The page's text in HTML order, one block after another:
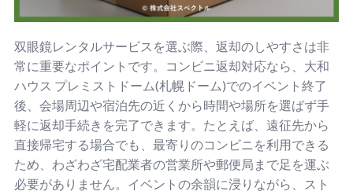
双眼鏡レンタルサービスを選ぶ際、返却のしやすさは非
常に重要なポイントです。コンビニ返却対応なら、大和
ハウス プレミストドーム(札幌ドーム)でのイベント終了
後、会場周辺や宿泊先の近くから時間や場所を選ばず手
軽に返却手続きを完了できます。たとえば、遠征先から
直接帰宅する場合でも、最寄りのコンビニを利用できる
ため、わざわざ宅配業者の営業所や郵便局まで足を運ぶ
必要がありません。イベントの余韻に浸りながら、スト